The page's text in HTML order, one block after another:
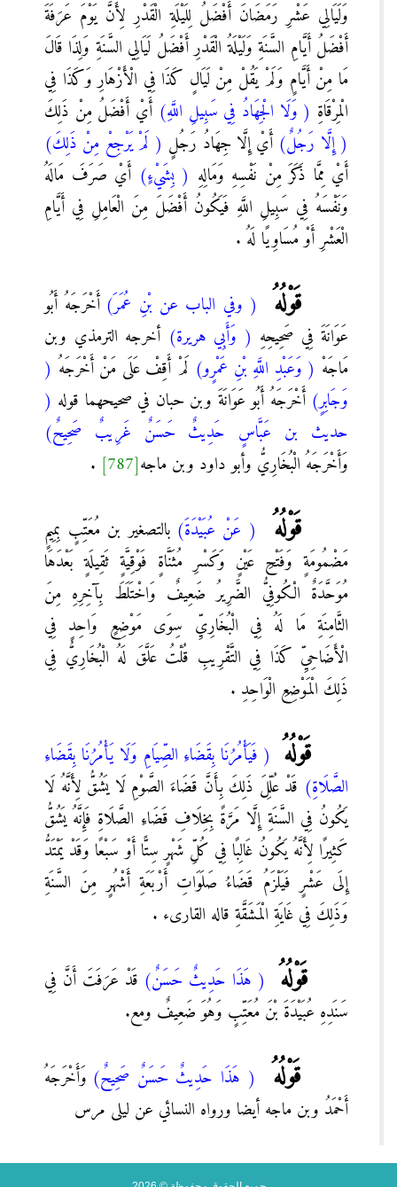
وَلَيَالِي عَشْرِ رَمَضَانَ أَفْضَلُ لِلَيْلَةِ الْقَدْرِ لِأَنَّ يَوْمَ عَرَفَةَ
أَفْضَلُ أَيَّامِ السَّنَةِ وَلَيْلَةُ الْقَدْرِ أَفْضَلُ لَيَالِي السَّنَةِ وَلِذَا قَالَ
مَا مِنْ أَيَّامٍ وَلَمْ يَقُلْ مِنْ لَيَالٍ كَذَا فِي الْأَزْهَارِ وَكَذَا فِي
الْمِرْقَاةِ ( وَلَا الْجِهَادُ فِي سَبِيلِ اللَّهِ) أَيْ أَفْضَلُ مِنْ ذَلِكَ
( إِلَّا رَجُلٌ) أَيْ إِلَّا جِهَادُ رَجُلٍ ( لَمْ يَرْجِعْ مِنْ ذَلِكَ)
أَيْ مِمَّا ذَكَرَ مِنْ نَفْسِهِ وَمَالِهِ ( بِشَيْءٍ) أَيْ صَرَفَ مَالَهُ
وَنَفْسَهُ فِي سَبِيلِ اللَّهِ فَيَكُونُ أَفْضَلَ مِنَ الْعَامِلِ فِي أَيَّامِ
الْعَشْرِ أَوْ مُسَاوِيًا لَهُ .
قَوْلُهُ ( وفي الباب عن بْنِ عُمَرَ) أَخْرَجَهُ أَبُو
عَوَانَةَ فِي صَحِيحِهِ ( وَأَبِي هريرة) أخرجه الترمذي وبن
مَاجَهْ ( وَعَبْدِ اللَّهِ بْنِ عَمْرٍو) لَمْ أَقِفْ عَلَى مَنْ أَخْرَجَهُ (
وَجَابِرٍ) أَخْرَجَهُ أَبُو عَوَانَةَ وبن حبان في صحيحهما قوله (
حديث بن عَبَّاسٍ حَدِيثٌ حَسَنٌ غَرِيبٌ صَحِيحٌ)
وَأَخْرَجَهُ الْبُخَارِيُّ وأبو داود وبن ماجه[787]
.
قَوْلُهُ ( عَنْ عُبَيْدَةَ) بالتصغير بن مُعَتِّبٍ بِمِيمٍ
مَضْمُومَةٍ وَفَتْحِ عَيْنٍ وَكَسْرِ مُثَنَّاةٍ فَوْقِيَّةٍ ثَقِيلَةٍ بَعْدَهَا
مُوَحَّدَةٌ الْكُوفِيُّ الضَّرِيرُ ضَعِيفٌ وَاخْتَلَطَ بِآخِرِهِ مِنَ
الثَّامِنَةِ مَا لَهُ فِي الْبُخَارِيِّ سِوَى مَوْضِعٍ وَاحِدٍ فِي
الْأَضَاحِيِّ كَذَا فِي التَّقْرِيبِ قُلْتُ عَلَّقَ لَهُ الْبُخَارِيُّ فِي
ذَلِكَ الْمَوْضِعِ الْوَاحِدِ .
قَوْلُهُ ( فَيَأْمُرُنَا بِقَضَاءِ الصِّيَامِ وَلَا يَأْمُرُنَا بِقَضَاءِ
الصَّلَاةِ) قَدْ عُلِّلَ ذَلِكَ بِأَنَّ قَضَاءَ الصَّوْمِ لَا يَشُقُّ لِأَنَّهُ لَا
يَكُونُ فِي السَّنَةِ إِلَّا مَرَّةً بِخِلَافِ قَضَاءِ الصَّلَاةِ فَإِنَّهُ يَشُقُّ
كَثِيرًا لِأَنَّهُ يَكُونُ غَالِبًا فِي كُلِّ شَهْرٍ سِتًّا أَوْ سَبْعًا وَقَدْ يَمْتَدُّ
إِلَى عَشْرٍ فَيَلْزَمُ قَضَاءُ صَلَوَاتِ أَرْبَعَةِ أَشْهُرٍ مِنَ السَّنَةِ
وَذَلِكَ فِي غَايَةِ الْمَشَقَّةِ قاله القارىء .
قَوْلُهُ ( هَذَا حَدِيثٌ حَسَنٌ) قَدْ عَرَفَتَ أَنَّ فِي
سَنَدِهِ عُبَيْدَةَ بْنَ مُعَتِّبٍ وَهُوَ ضَعِيفٌ ومع.
قَوْلُهُ ( هَذَا حَدِيثٌ حَسَنٌ صَحِيحٌ) وَأَخْرَجَهُ
أَحْمَدُ وبن ماجه أيضا ورواه النسائي عن ليلى مرس